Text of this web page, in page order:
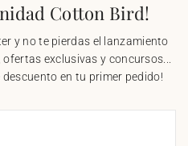
Cotton Bird!
y no te pierdas el lanzamiento
exclusivas y concursos...
descuento en tu primer pedido!